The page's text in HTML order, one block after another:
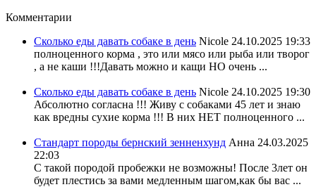
Комментарии
Сколько еды давать собаке в день Nicole 24.10.2025 19:33
полноценного корма , это или мясо или рыба или творог
, а не каши !!!Давать можно и кащи НО очень ...
Сколько еды давать собаке в день Nicole 24.10.2025 19:30
Абсолютно согласна !!! Живу с собаками 45 лет и знаю
как вредны сухие корма !!! В них НЕТ полноценного ...
Стандарт породы бернский зенненхунд Анна 24.03.2025
22:03
С такой породой пробежки не возможны! После 3лет он
будет плестись за вами медленным шагом,как бы вас ...